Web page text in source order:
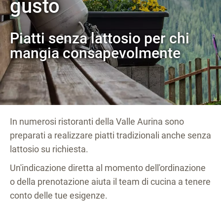
gusto
Piatti senza lattosio per chi
mangia consapevolmente
In numerosi ristoranti della Valle Aurina sono
preparati a realizzare piatti tradizionali anche senza
lattosio su richiesta.
Un'indicazione diretta al momento dell'ordinazione
o della prenotazione aiuta il team di cucina a tenere
conto delle tue esigenze.